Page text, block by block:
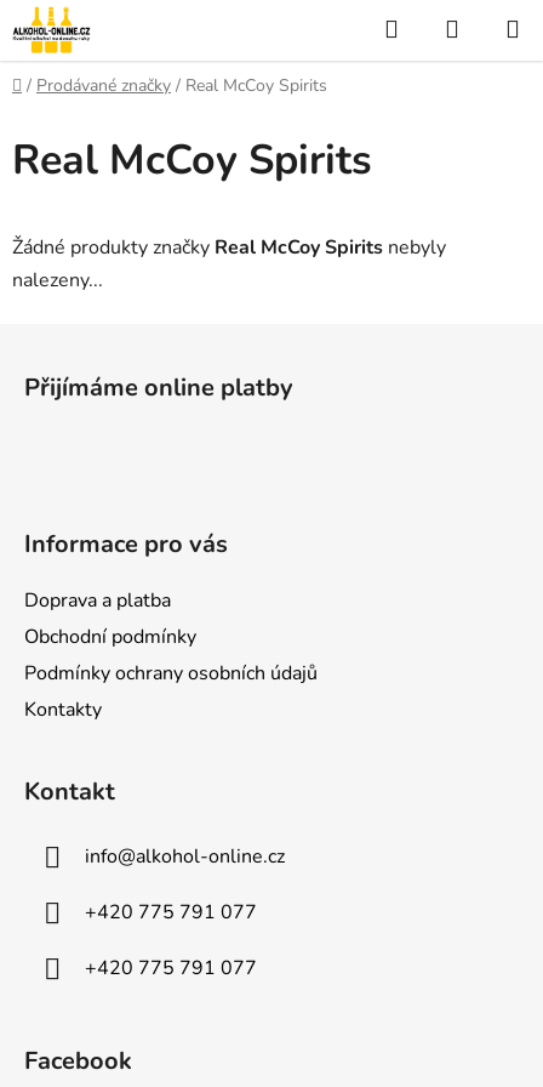
Přejít
na
obsah
Hledat
KOŠÍK
Domů
/ Prodávané značky / Real McCoy Spirits
Real McCoy Spirits
Žádné produkty značky Real McCoy Spirits nebyly
nalezeny...
Přijímáme online platby
Informace pro vás
Doprava a platba
Obchodní podmínky
Podmínky ochrany osobních údajů
Kontakty
Kontakt
info@alkohol-online.cz
+420 775 791 077
+420 775 791 077
Facebook